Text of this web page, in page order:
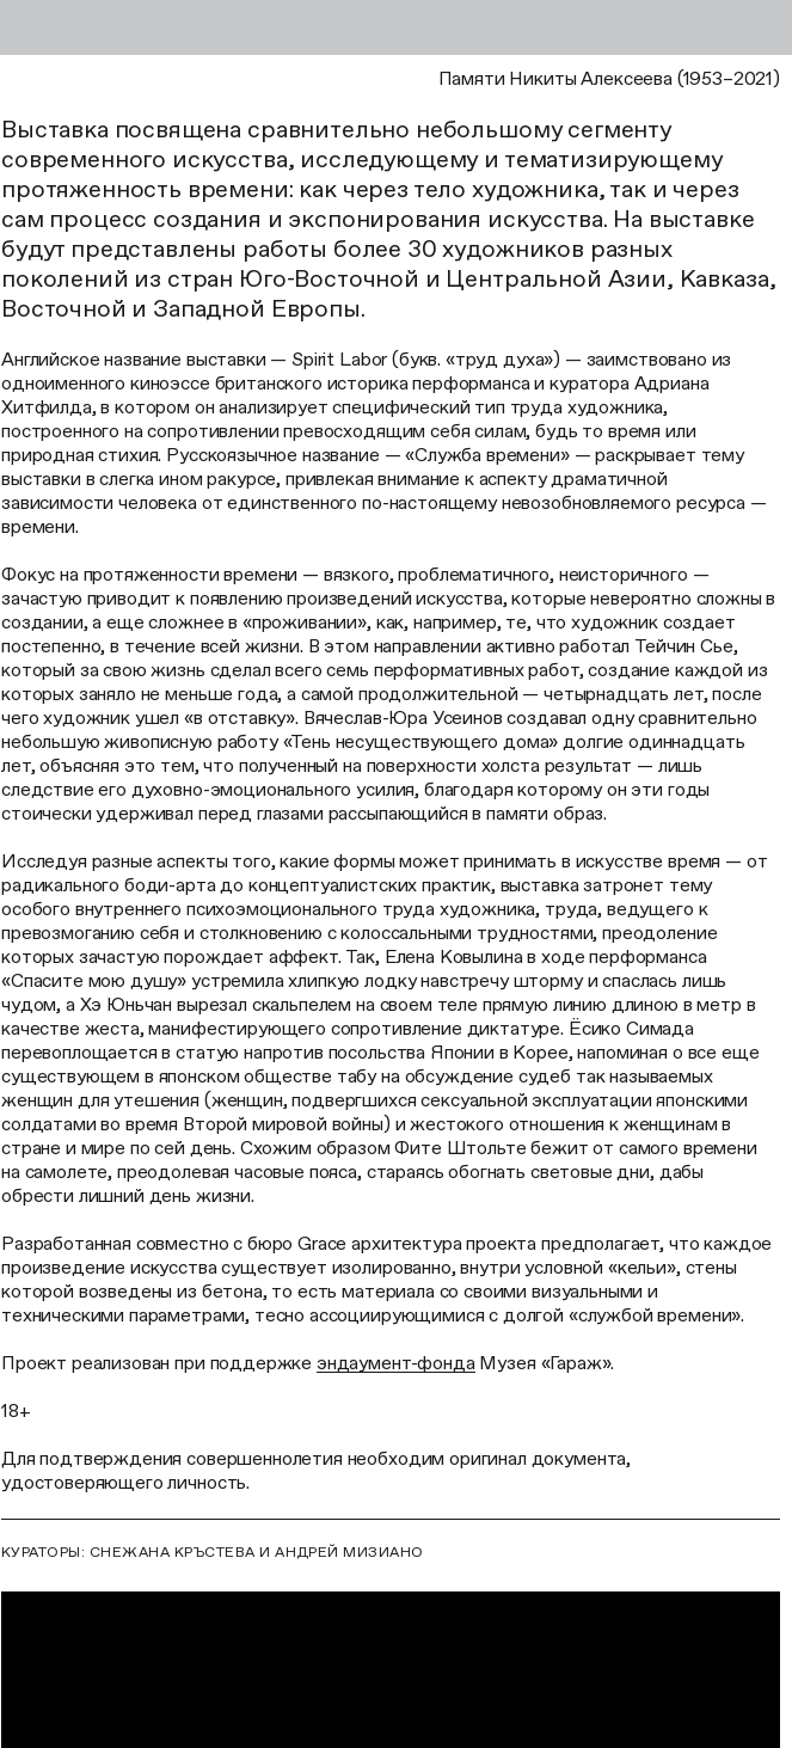
Памяти Никиты Алексеева (1953–2021)
Выставка посвящена сравнительно небольшому сегменту
современного искусства, исследующему и тематизирующему
протяженность времени: как через тело художника, так и через
сам процесс создания и экспонирования искусства. На выставке
будут представлены работы более 30 художников разных
поколений из стран Юго-Восточной и Центральной Азии, Кавказа,
Восточной и Западной Европы.
Английское название выставки — Spirit Labor (букв. «труд духа») — заимствовано из
одноименного киноэссе британского историка перформанса и куратора Адриана
Хитфилда, в котором он анализирует специфический тип труда художника,
построенного на сопротивлении превосходящим себя силам, будь то время или
природная стихия. Русскоязычное название — «Служба времени» — раскрывает тему
выставки в слегка ином ракурсе, привлекая внимание к аспекту драматичной
зависимости человека от единственного по-настоящему невозобновляемого ресурса —
времени.
Фокус на протяженности времени — вязкого, проблематичного, неисторичного —
зачастую приводит к появлению произведений искусства, которые невероятно сложны в
создании, а еще сложнее в «проживании», как, например, те, что художник создает
постепенно, в течение всей жизни. В этом направлении активно работал Тейчин Сье,
который за свою жизнь сделал всего семь перформативных работ, создание каждой из
которых заняло не меньше года, а самой продолжительной — четырнадцать лет, после
чего художник ушел «в отставку». Вячеслав-Юра Усеинов создавал одну сравнительно
небольшую живописную работу «Тень несуществующего дома» долгие одиннадцать
лет, объясняя это тем, что полученный на поверхности холста результат — лишь
следствие его духовно-эмоционального усилия, благодаря которому он эти годы
стоически удерживал перед глазами рассыпающийся в памяти образ.
Исследуя разные аспекты того, какие формы может принимать в искусстве время — от
радикального боди-арта до концептуалистских практик, выставка затронет тему
особого внутреннего психоэмоционального труда художника, труда, ведущего к
превозмоганию себя и столкновению с колоссальными трудностями, преодоление
которых зачастую порождает аффект. Так, Елена Ковылина в ходе перформанса
«Спасите мою душу» устремила хлипкую лодку навстречу шторму и спаслась лишь
чудом, а Хэ Юньчан вырезал скальпелем на своем теле прямую линию длиною в метр в
качестве жеста, манифестирующего сопротивление диктатуре. Ёсико Симада
перевоплощается в статую напротив посольства Японии в Корее, напоминая о все еще
существующем в японском обществе табу на обсуждение судеб так называемых
женщин для утешения (женщин, подвергшихся сексуальной эксплуатации японскими
солдатами во время Второй мировой войны) и жестокого отношения к женщинам в
стране и мире по сей день. Схожим образом Фите Штольте бежит от самого времени
на самолете, преодолевая часовые пояса, стараясь обогнать световые дни, дабы
обрести лишний день жизни.
Разработанная совместно с бюро Grace архитектура проекта предполагает, что каждое
произведение искусства существует изолированно, внутри условной «кельи», стены
которой возведены из бетона, то есть материала со своими визуальными и
техническими параметрами, тесно ассоциирующимися с долгой «службой времени».
Проект реализован при поддержке эндаумент-фондаМузея «Гараж».
18+
Для подтверждения совершеннолетия необходим оригинал документа,
удостоверяющего личность.
КУРАТОРЫ: СНЕЖАНА КРЪСТЕВА И АНДРЕЙ МИЗИАНО